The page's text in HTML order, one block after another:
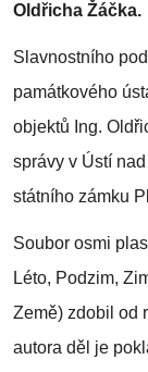
Oldřicha Žáčka.
Slavnostního
památkového
objektů Ing.
správy v Ústí
státního zámku
Soubor osmi
Léto, Podzim,
Země) zdobil od
autora děl je